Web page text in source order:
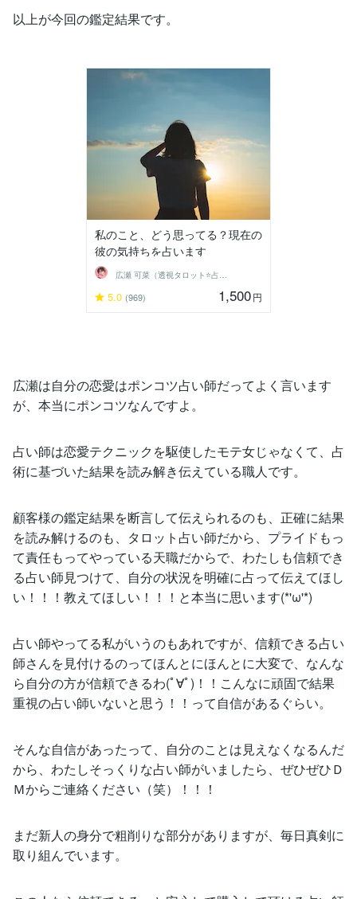
以上が今回の鑑定結果です。
私のこと、どう思ってる？現在の
彼の気持ちを占います
広瀬 可菜（透視タロット⭐占い師）
5.0 (969) 1,500円
広瀬は自分の恋愛はポンコツ占い師だってよく言います
が、本当にポンコツなんですよ。
占い師は恋愛テクニックを駆使したモテ女じゃなくて、占
術に基づいた結果を読み解き伝えている職人です。
顧客様の鑑定結果を断言して伝えられるのも、正確に結果
を読み解けるのも、タロット占い師だから、プライドもっ
て責任もってやっている天職だからで、わたしも信頼でき
る占い師見つけて、自分の状況を明確に占って伝えてほし
い！！！教えてほしい！！！と本当に思います(*'ω'*)
占い師やってる私がいうのもあれですが、信頼できる占い
師さんを見付けるのってほんとにほんとに大変で、なんな
ら自分の方が信頼できるわ(ﾟ∀ﾟ)！！こんなに頑固で結果
重視の占い師いないと思う！！って自信があるぐらい。
そんな自信があったって、自分のことは見えなくなるんだ
から、わたしそっくりな占い師がいましたら、ぜひぜひＤ
Ｍからご連絡ください（笑）！！！
まだ新人の身分で粗削りな部分がありますが、毎日真剣に
取り組んでいます。